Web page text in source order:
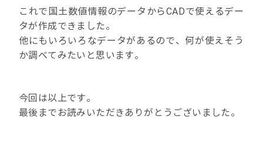
これで国土数値情報のデータからCADで使えるデー
タが作成できました。
他にもいろいろなデータがあるので、何が使えそう
か調べてみたいと思います。
今回は以上です。
最後までお読みいただきありがとうございました。